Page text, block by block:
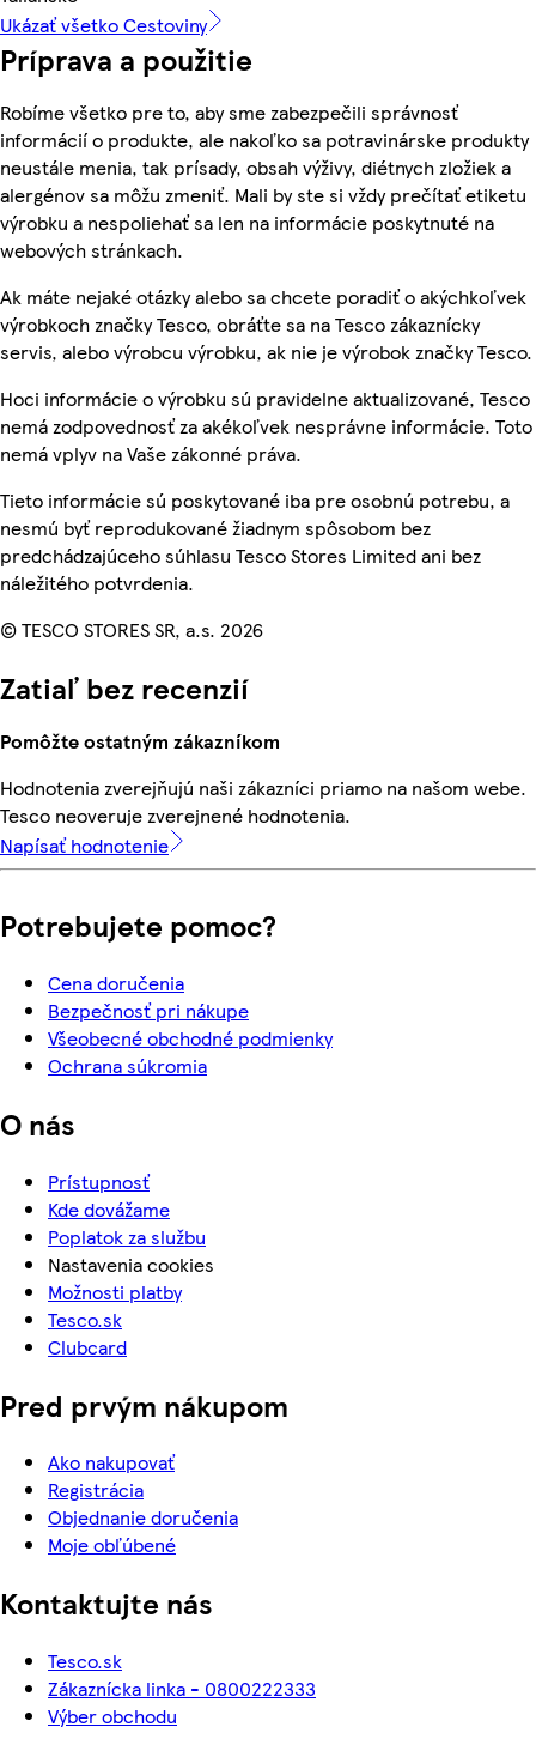
Ukázať všetko Cestoviny
Príprava a použitie
Robíme všetko pre to, aby sme zabezpečili správnosť
informácií o produkte, ale nakoľko sa potravinárske produkty
neustále menia, tak prísady, obsah výživy, diétnych zložiek a
alergénov sa môžu zmeniť. Mali by ste si vždy prečítať etiketu
výrobku a nespoliehať sa len na informácie poskytnuté na
webových stránkach.
Ak máte nejaké otázky alebo sa chcete poradiť o akýchkoľvek
výrobkoch značky Tesco, obráťte sa na Tesco zákaznícky
servis, alebo výrobcu výrobku, ak nie je výrobok značky Tesco.
Hoci informácie o výrobku sú pravidelne aktualizované, Tesco
nemá zodpovednosť za akékoľvek nesprávne informácie. Toto
nemá vplyv na Vaše zákonné práva.
Tieto informácie sú poskytované iba pre osobnú potrebu, a
nesmú byť reprodukované žiadnym spôsobom bez
predchádzajúceho súhlasu Tesco Stores Limited ani bez
náležitého potvrdenia.
© TESCO STORES SR, a.s. 2026
Zatiaľ bez recenzií
Pomôžte ostatným zákazníkom
Hodnotenia zverejňujú naši zákazníci priamo na našom webe.
Tesco neoveruje zverejnené hodnotenia.
Napísať hodnotenie
Potrebujete pomoc?
Cena doručenia
Bezpečnosť pri nákupe
Všeobecné obchodné podmienky
Ochrana súkromia
O nás
Prístupnosť
Kde dovážame
Poplatok za službu
Nastavenia cookies
Možnosti platby
Tesco.sk
Clubcard
Pred prvým nákupom
Ako nakupovať
Registrácia
Objednanie doručenia
Moje obľúbené
Kontaktujte nás
Tesco.sk
Zákaznícka linka - 0800222333
Výber obchodu